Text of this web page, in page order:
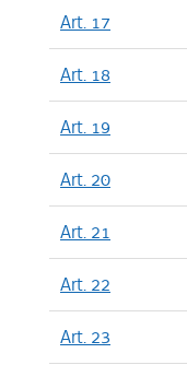
Art. 17
Art. 18
Art. 19
Art. 20
Art. 21
Art. 22
Art. 23